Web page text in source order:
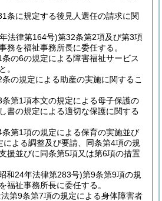
条に規定する後見人選任の請求に関
法律第164号)第32条第2項及び第3項
務を福祉事務所長に委任する。
の6の規定による障害福祉サービス
。
の規定による助産の実施に関するこ
条第1項本文の規定による母子保護の
書の規定による適切な保護に関する
条第1項の規定による保育の実施並び
による調整及び要請、同条第4項の規
援並びに同条第5項又は第6項の措置
和24年法律第283号)第9条第9項の規
福祉事務所長に委任する。
第9条第7項の規定による身体障害者